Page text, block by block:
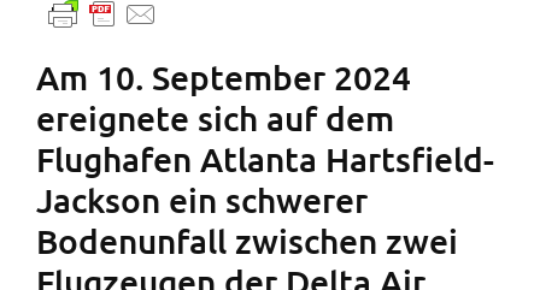
Am 10. September 2024
ereignete sich auf dem
Flughafen Atlanta Hartsfield-
Jackson ein schwerer
Bodenunfall zwischen zwei
Flugzeugen der Delta Air